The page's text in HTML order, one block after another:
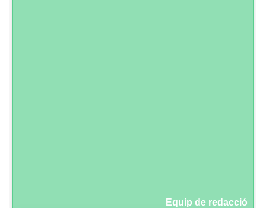
Equip de redacció